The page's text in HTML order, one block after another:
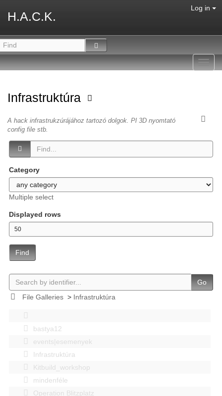
H.A.C.K.
Log in
Infrastruktúra
A hack infrastrukzúrájához tartozó dolgok. Pl 3D nyomtató
config file stb.
Category
Multiple select
Displayed rows
Find
Go
File Galleries> Infrastruktúra
bastya12
events|esemenyek
Infrastruktúra
Kitbuild_workshop
mindenféle
Operation Blitzplatz